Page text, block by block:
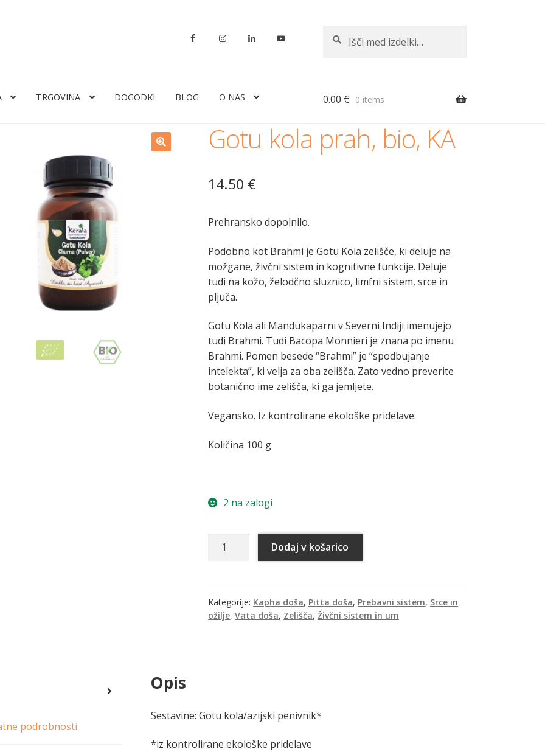
Iskanje
TRGOVINA DOGODKI BLOG O NAS 0.00 € 0 items
Gotu kola prah, bio, KA
14.50 €
Prehransko dopolnilo.
Podobno kot Brahmi je Gotu Kola zelišče, ki deluje na
možgane, živčni sistem in kognitivne funkcije. Deluje
tudi na kožo, želodčno sluznico, limfni sistem, srce in
pljuča.
Gotu Kola ali Mandukaparni v Severni Indiji imenujejo
tudi Brahmi. Tudi Bacopa Monnieri je znana po imenu
Brahmi. Pomen besede “Brahmi” je “spodbujanje
intelekta”, ki velja za oba zelišča. Zato vedno preverite
botanično ime zelišča, ki ga jemljete.
Vegansko. Iz kontrolirane ekološke pridelave.
Količina 100 g
2 na zalogi
Gotu
KA
količina
Dodaj v košarico
Kategorije: Kapha doša, Pitta doša, Prebavni sistem, Srce in
ožilje,Vata doša, Zelišča,Živčni sistem in um
podrobnosti
Opis
Sestavine: Gotu kola/azijski penivnik*
*iz kontrolirane ekološke pridelave